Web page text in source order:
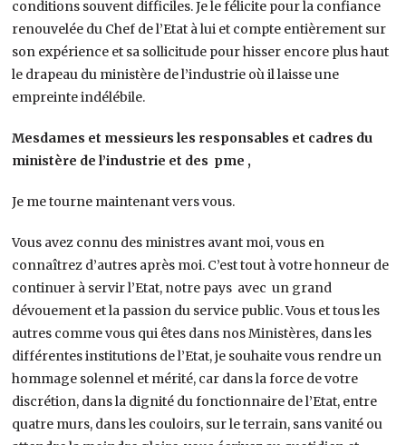
conditions souvent difficiles. Je le félicite pour la confiance
renouvelée du Chef de l’Etat à lui et compte entièrement sur
son expérience et sa sollicitude pour hisser encore plus haut
le drapeau du ministère de l’industrie où il laisse une
empreinte indélébile.
Mesdames et messieurs les responsables et cadres du
ministère de l’industrie et des pme ,
Je me tourne maintenant vers vous.
Vous avez connu des ministres avant moi, vous en
connaîtrez d’autres après moi. C’est tout à votre honneur de
continuer à servir l’Etat, notre pays avec un grand
dévouement et la passion du service public. Vous et tous les
autres comme vous qui êtes dans nos Ministères, dans les
différentes institutions de l’Etat, je souhaite vous rendre un
hommage solennel et mérité, car dans la force de votre
discrétion, dans la dignité du fonctionnaire de l’Etat, entre
quatre murs, dans les couloirs, sur le terrain, sans vanité ou